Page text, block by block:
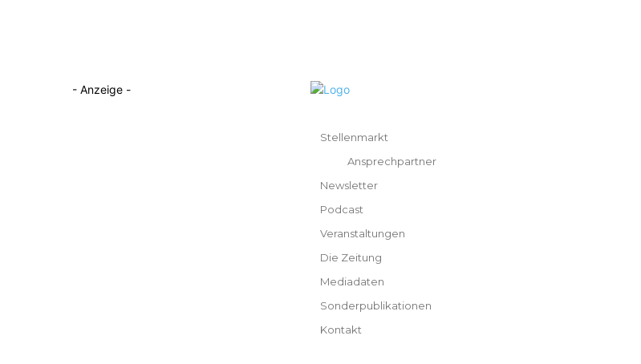
- Anzeige -
Stellenmarkt
Ansprechpartner
Newsletter
Podcast
Veranstaltungen
Die Zeitung
Mediadaten
Sonderpublikationen
Kontakt